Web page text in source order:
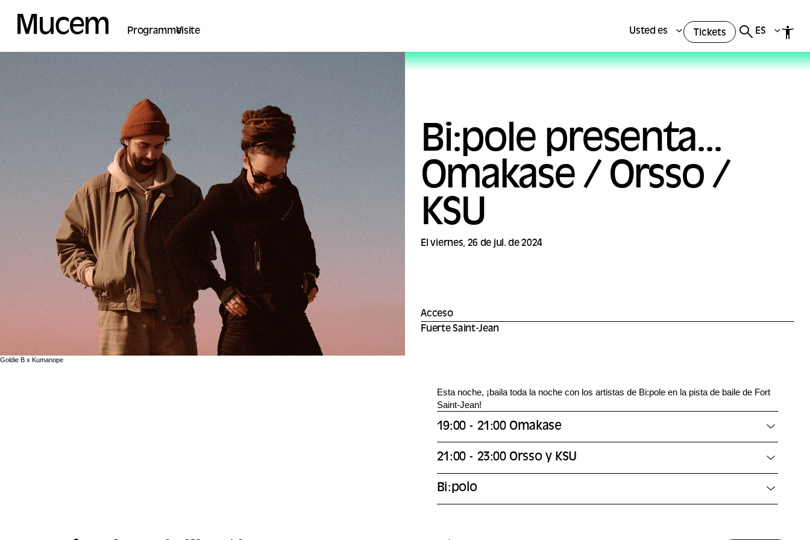
ProgrammeVisite Usted es Tickets ES
Goldie B x Kumanope
Bi:pole presenta...
Omakase / Orsso /
KSU
El viernes, 26 de jul. de 2024
Acceso
Fuerte Saint-Jean
Esta noche, ¡baila toda la noche con los artistas de Bi:pole en la pista de baile de Fort
Saint-Jean!
19:00 - 21:00 Omakase
21:00 - 23:00 Orsso y KSU
Bi:polo